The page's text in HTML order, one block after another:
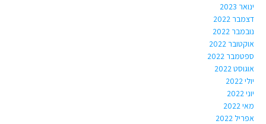
ינואר 2023
דצמבר 2022
נובמבר 2022
אוקטובר 2022
ספטמבר 2022
אוגוסט 2022
יולי 2022
יוני 2022
מאי 2022
אפריל 2022